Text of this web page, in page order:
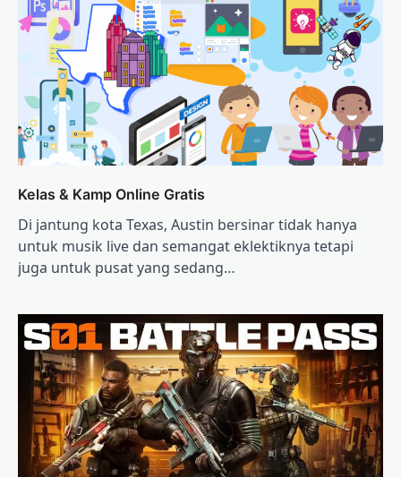
Kelas & Kamp Online Gratis
Di jantung kota Texas, Austin bersinar tidak hanya
untuk musik live dan semangat eklektiknya tetapi
juga untuk pusat yang sedang…